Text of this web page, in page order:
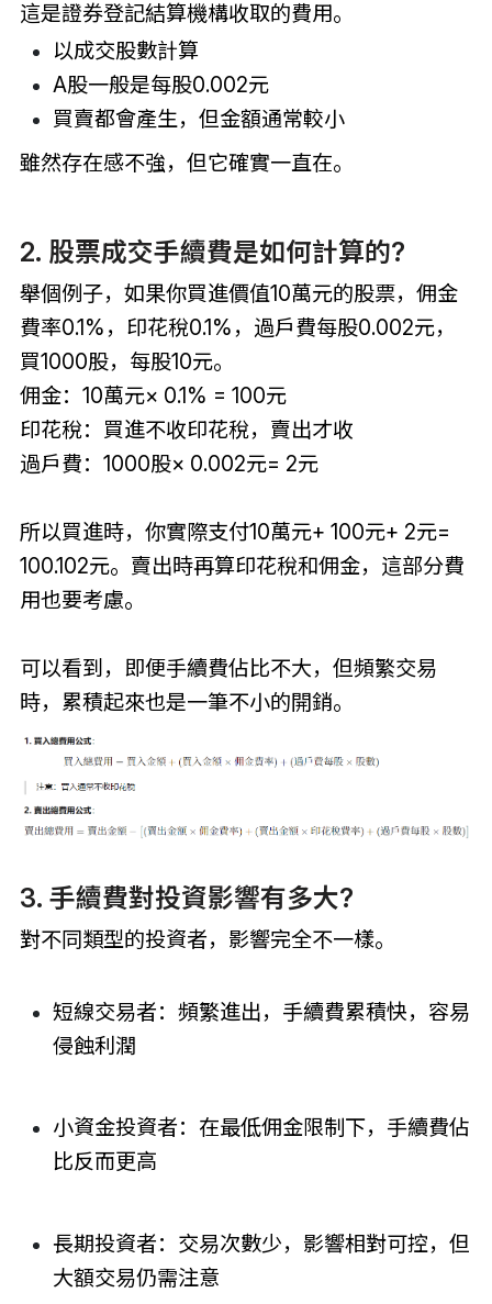
這是證券登記結算機構收取的費用。
以成交股數計算
A股一般是每股0.002元
買賣都會產生，但金額通常較小
雖然存在感不強，但它確實一直在。
2. 股票成交手續費是如何計算的?
舉個例子，如果你買進價值10萬元的股票，佣金
費率0.1%，印花稅0.1%，過戶費每股0.002元，
買1000股，每股10元。
佣金：10萬元× 0.1% = 100元
印花稅：買進不收印花稅，賣出才收
過戶費：1000股× 0.002元= 2元
所以買進時，你實際支付10萬元+ 100元+ 2元=
100.102元。賣出時再算印花稅和佣金，這部分費
用也要考慮。
可以看到，即便手續費佔比不大，但頻繁交易
時，累積起來也是一筆不小的開銷。
3. 手續費對投資影響有多大?
對不同類型的投資者，影響完全不一樣。
短線交易者：頻繁進出，手續費累積快，容易
侵蝕利潤
小資金投資者：在最低佣金限制下，手續費佔
比反而更高
長期投資者：交易次數少，影響相對可控，但
大額交易仍需注意